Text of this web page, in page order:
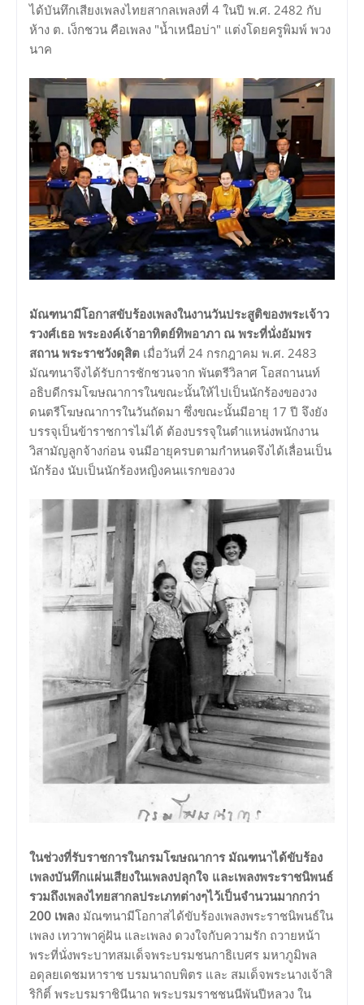
ได้บันทึกเสียงเพลงไทยสากลเพลงที่ 4 ในปี พ.ศ. 2482 กับ
ห้าง ต. เง็กชวน คือเพลง "น้ำเหนือบ่า" แต่งโดยครูพิมพ์ พวง
นาค
มัณฑนามีโอกาสขับร้องเพลงในงานวันประสูติของพระเจ้าว
รวงศ์เธอ พระองค์เจ้าอาทิตย์ทิพอาภา ณ พระที่นั่งอัมพร
สถาน พระราชวังดุสิต เมื่อวันที่ 24 กรกฎาคม พ.ศ. 2483
มัณฑนาจึงได้รับการชักชวนจาก พันตรีวิลาศ โอสถานนท์
อธิบดีกรมโฆษณาการในขณะนั้นให้ไปเป็นนักร้องของวง
ดนตรีโฆษณาการในวันถัดมา ซึ่งขณะนั้นมีอายุ 17 ปี จึงยัง
บรรจุเป็นข้าราชการไม่ได้ ต้องบรรจุในตำแหน่งพนักงาน
วิสามัญลูกจ้างก่อน จนมีอายุครบตามกำหนดจึงได้เลื่อนเป็น
นักร้อง นับเป็นนักร้องหญิงคนแรกของวง
ในช่วงที่รับราชการในกรมโฆษณาการ มัณฑนาได้ขับร้อง
เพลงบันทึกแผ่นเสียงในเพลงปลุกใจ และเพลงพระราชนิพนธ์
รวมถึงเพลงไทยสากลประเภทต่างๆไว้เป็นจำนวนมากกว่า
200 เพลง มัณฑนามีโอกาสได้ขับร้องเพลงพระราชนิพนธ์ใน
เพลง เทวาพาคู่ฝัน และเพลง ดวงใจกับความรัก ถวายหน้า
พระที่นั่งพระบาทสมเด็จพระบรมชนกาธิเบศร มหาภูมิพล
อดุลยเดชมหาราช บรมนาถบพิตร และ สมเด็จพระนางเจ้าสิ
ริกิติ์ พระบรมราชินีนาถ พระบรมราชชนนีพันปีหลวง ใน